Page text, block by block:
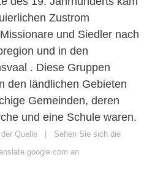
Zustrom
und Siedler nach
und in den
. Diese Gruppen
den ländlichen Gebieten
Gemeinden, deren
und eine Schule waren.
Quelle | Sehen Sie sich die
an